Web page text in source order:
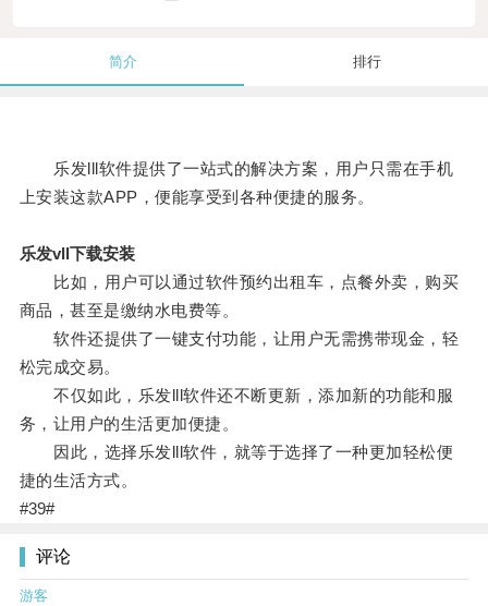
简介 排行
乐发lll软件提供了一站式的解决方案，用户只需在手机
上安装这款APP，便能享受到各种便捷的服务。
乐发vll下载安装
比如，用户可以通过软件预约出租车，点餐外卖，购买
商品，甚至是缴纳水电费等。
软件还提供了一键支付功能，让用户无需携带现金，轻
松完成交易。
不仅如此，乐发lll软件还不断更新，添加新的功能和服
务，让用户的生活更加便捷。
因此，选择乐发lll软件，就等于选择了一种更加轻松便
捷的生活方式。
#39#
评论
游客